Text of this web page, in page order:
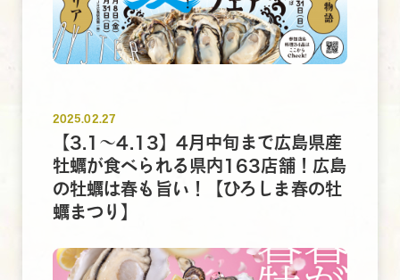
2025.02.27
【3.1～4.13】4月中旬まで広島県産
牡蠣が食べられる県内163店舗！広島
の牡蠣は春も旨い！【ひろしま春の牡
蠣まつり】